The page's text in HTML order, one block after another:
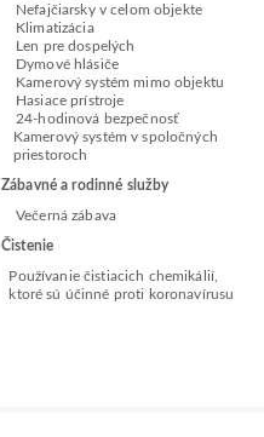
Nefajčiarsky v celom objekte
Klimatizácia
Len pre dospelých
Dymové hlásiče
Kamerový systém mimo objektu
Hasiace prístroje
24-hodinová bezpečnosť
Kamerový systém v spoločných
priestoroch
Zábavné a rodinné služby
Večerná zábava
Čistenie
Používanie čistiacich chemikálií,
ktoré sú účinné proti koronavírusu